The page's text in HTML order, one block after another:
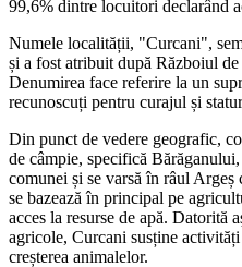
99,6% dintre locuitori declarând
Numele localității, "Curcani",
și a fost atribuit după Războiul
Denumirea face referire la un
recunoscuți pentru curajul și
Din punct de vedere geografic,
de câmpie, specifică
comunei și se varsă în râul
se bazează în principal pe
acces la resurse de apă. Datorită
agricole, Curcani susține
creșterea animalelor.